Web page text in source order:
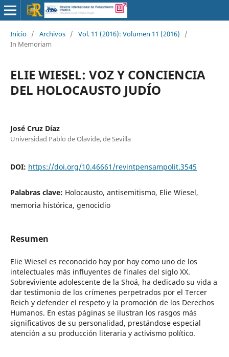
Inicio / Archivos / Vol. 11 (2016): Volumen 11 (2016)
/
In Memoriam
ELIE WIESEL: VOZ Y CONCIENCIA
DEL HOLOCAUSTO JUDÍO
José Cruz Díaz
Universidad Pablo de Olavide, de Sevilla
DOI: https://doi.org/10.46661/revintpensampolit.3545
Palabras clave: Holocausto, antisemitismo, Elie Wiesel,
memoria histórica, genocidio
Resumen
Elie Wiesel es reconocido hoy por hoy como uno de los
intelectuales más influyentes de finales del siglo XX.
Sobreviviente adolescente de la Shoá, ha dedicado su vida a
dar testimonio de los crímenes perpetrados por el Tercer
Reich y defender el respeto y la promoción de los Derechos
Humanos. En estas páginas se ilustran los rasgos más
significativos de su personalidad, prestándose especial
atención a su producción literaria y activismo político.